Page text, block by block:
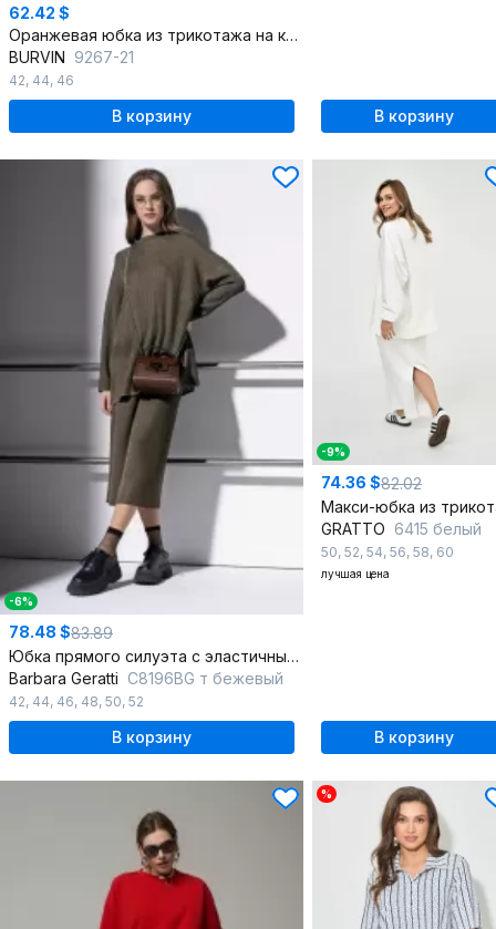
62.42 $
Оранжевая юбка из трикотажа на каждый день
BURVIN 9267-21
42, 44, 46
В корзину В корзину
-6%
78.48 $83.89
Юбка прямого силуэта с эластичным поясом и складками
Barbara Geratti С8196BG т бежевый
42, 44, 46, 48, 50, 52
В корзину
-9%
74.36 $82.02
GRATTO 6415 белый
50, 52, 54, 56, 58, 60
лучшая цена
В корзину
%